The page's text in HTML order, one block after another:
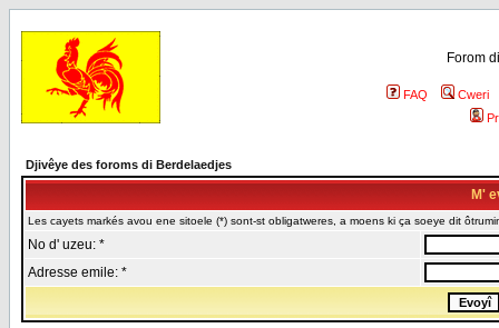
Forom
FAQ
Cweri
Djivêye des foroms di Berdelaedjes
M'
Les cayets markés avou ene sitoele (*) sont-st obligatweres, a moens ki ça soeye dit
No d' uzeu: *
Adresse emile: *